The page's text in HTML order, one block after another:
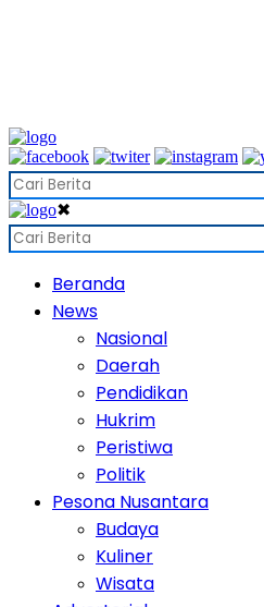
✖
Beranda
News
Nasional
Daerah
Pendidikan
Hukrim
Peristiwa
Politik
Pesona Nusantara
Budaya
Kuliner
Wisata